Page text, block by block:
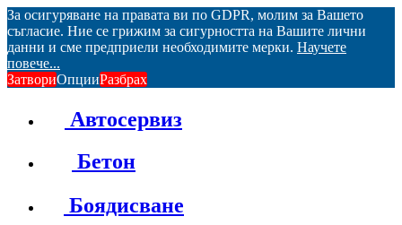
За осигуряване на правата ви по GDPR, молим за Вашето
съгласие. Ние се грижим за сигурността на Вашите лични
данни и сме предприели необходимите мерки. Научете
повече...
ЗатвориОпцииРазбрах
Автосервиз
Бетон
Боядисване